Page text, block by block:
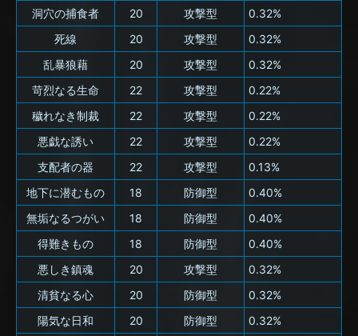
洞穴の捕食者
20 攻撃型
0.32%
死線
20 攻撃型
0.32%
乱暴狼藉
20 攻撃型
0.32%
苛烈なる生命
22 攻撃型
0.22%
穢れなき制裁
22 攻撃型
0.22%
悪戯な誘い
22 攻撃型
0.22%
支配者の器
22 攻撃型
0.13%
地下に潜むもの
18 防御型
0.40%
無垢なるつがい
18 防御型
0.40%
得難きもの
18 防御型
0.40%
悪しき鎮魂
20 攻撃型
0.32%
清貧なる心
20 防御型
0.32%
陽気な日和
20 防御型
0.32%